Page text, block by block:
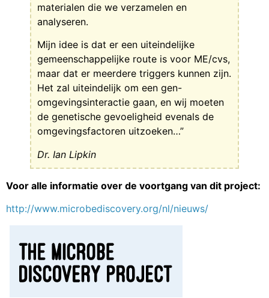
materialen die we verzamelen en
analyseren.
Mijn idee is dat er een uiteindelijke
gemeenschappelijke route is voor ME/cvs,
maar dat er meerdere triggers kunnen zijn.
Het zal uiteindelijk om een gen-
omgevingsinteractie gaan, en wij moeten
de genetische gevoeligheid evenals de
omgevingsfactoren uitzoeken…”
Dr. Ian Lipkin
Voor alle informatie over de voortgang van dit project:
http://www.microbediscovery.org/nl/nieuws/